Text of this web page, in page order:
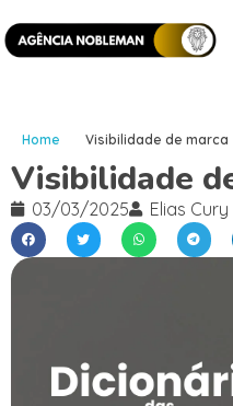
Home Visibilidade de marca
Visibilidade
03/03/2025 Elias Cury